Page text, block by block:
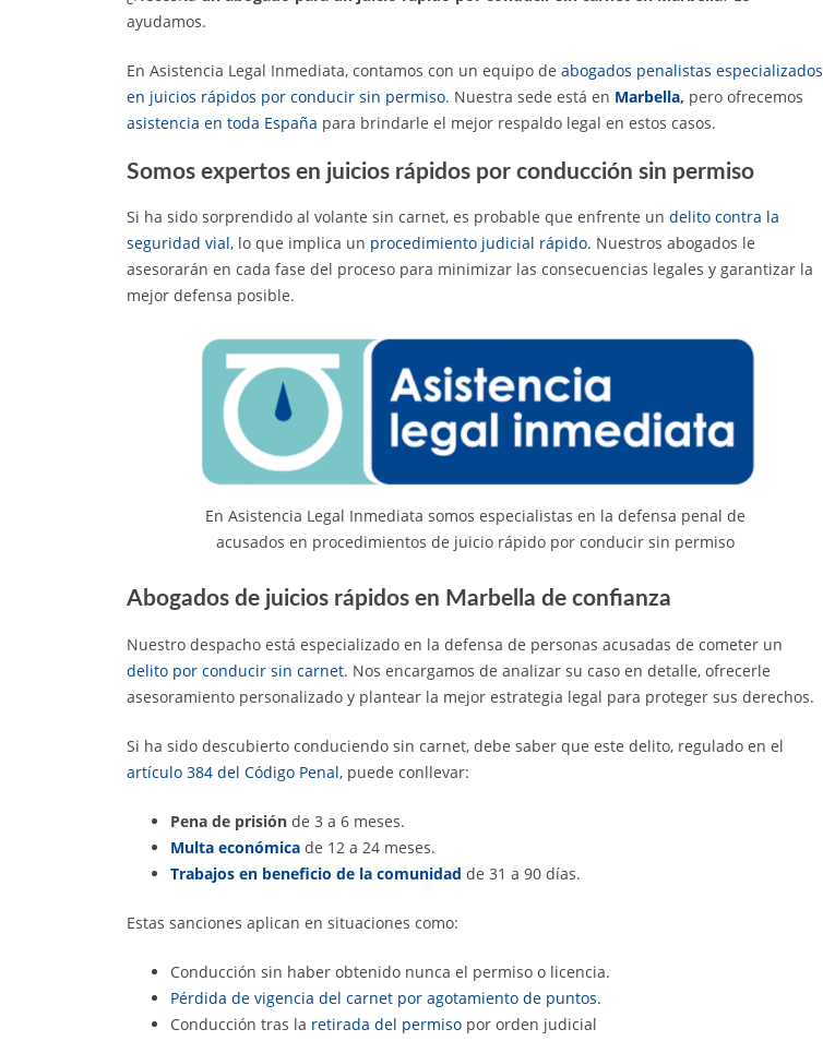
ayudamos.
En Asistencia Legal Inmediata, contamos con un equipo de abogados penalistas especializados
en juicios rápidos por conducir sin permiso. Nuestra sede está en Marbella, pero ofrecemos
asistencia en toda España para brindarle el mejor respaldo legal en estos casos.
Somos expertos en juicios rápidos por conducción sin permiso
Si ha sido sorprendido al volante sin carnet, es probable que enfrente un delito contra la
seguridad vial, lo que implica un procedimiento judicial rápido. Nuestros abogados le
asesorarán en cada fase del proceso para minimizar las consecuencias legales y garantizar la
mejor defensa posible.
En Asistencia Legal Inmediata somos especialistas en la defensa penal de
acusados en procedimientos de juicio rápido por conducir sin permiso
Abogados de juicios rápidos en Marbella de confianza
Nuestro despacho está especializado en la defensa de personas acusadas de cometer un
delito por conducir sin carnet. Nos encargamos de analizar su caso en detalle, ofrecerle
asesoramiento personalizado y plantear la mejor estrategia legal para proteger sus derechos.
Si ha sido descubierto conduciendo sin carnet, debe saber que este delito, regulado en el
artículo 384 del Código Penal, puede conllevar:
Pena de prisión de 3 a 6 meses.
Multa económica de 12 a 24 meses.
Trabajos en beneficio de la comunidad de 31 a 90 días.
Estas sanciones aplican en situaciones como:
Conducción sin haber obtenido nunca el permiso o licencia.
Pérdida de vigencia del carnet por agotamiento de puntos.
Conducción tras la retirada del permiso por orden judicial